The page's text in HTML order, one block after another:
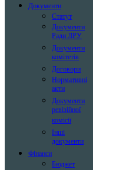
Документи
Статут
Документи
Ради ЛРУ
Документи
комітетів
Договори
Нормативні
акти
Документи
ревізійної
комісії
Інші
документи
Фінанси
Бюджет